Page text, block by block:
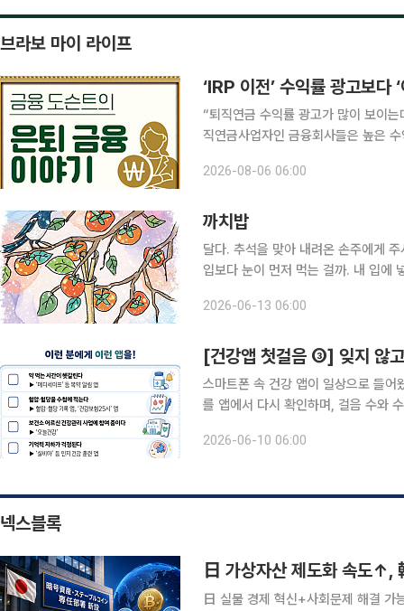
브라보 마이 라이프
‘IRP 이전’ 수익률 광고보다
“퇴직연금 수익률 광고가 많이 보이는데 내 IRP 옮겨야 할
직연금사업자인 금융회사들은 높은
아니다. 퇴직연금은 오랜 기간 운용하
2026-08-06 06:00
까치밥
달다. 추석을 맞아 내려온 손주에게
입보다 눈이 먼저 먹는 걸까. 내 입에
살살 달래서 통째로 꺾어야지, 그러지
2026-06-13 06:00
[건강앱 첫걸음 ③] 잊지 않
스마트폰 속 건강 앱이 일상으로 들
를 앱에서 다시 확인하며, 걸음 수와
의 변화를 더 자주, 더 가까이에서 살
2026-06-10 06:00
넥스블록
日 실물 경제 혁신+사회문제 해결 가